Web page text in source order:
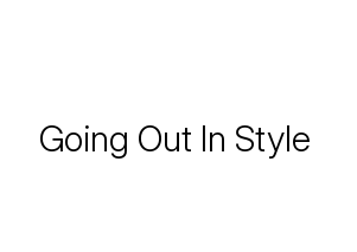
Going Out In Style